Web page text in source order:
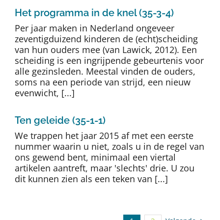
Het programma in de knel (35-3-4)
Per jaar maken in Nederland ongeveer
zeventigduizend kinderen de (echt)scheiding
van hun ouders mee (van Lawick, 2012). Een
scheiding is een ingrijpende gebeurtenis voor
alle gezinsleden. Meestal vinden de ouders,
soms na een periode van strijd, een nieuw
evenwicht, [...]
Ten geleide (35-1-1)
We trappen het jaar 2015 af met een eerste
nummer waarin u niet, zoals u in de regel van
ons gewend bent, minimaal een viertal
artikelen aantreft, maar 'slechts' drie. U zou
dit kunnen zien als een teken van [...]